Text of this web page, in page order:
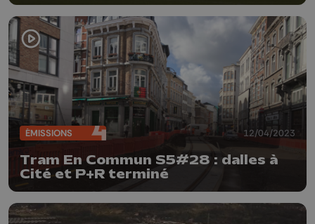
ÉMISSIONS 12/04/2023
Tram En Commun S5#28 : dalles à
Cité et P+R terminé